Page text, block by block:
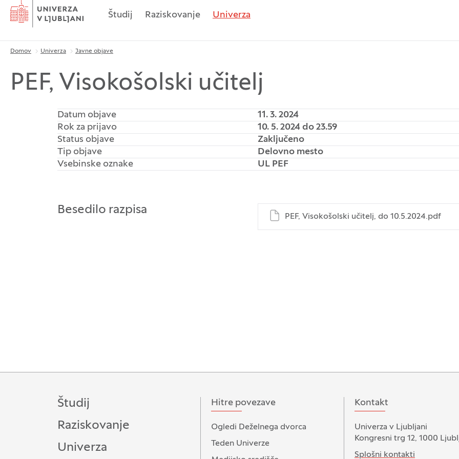
Domov
Študij Raziskovanje Univerza
Drobtinice
Domov Univerza Javne objave
PEF, Visokošolski učitelj
Datum objave
11. 3. 2024
Rok za prijavo
10. 5. 2024 do 23.59
Status objave
Zaključeno
Tip objave
Delovno mesto
Vsebinske oznake
UL PEF
Besedilo razpisa
PEF, Visokošolski učitelj, do 10.5.2024.pdf
Študij
Raziskovanje
Univerza
Hitre povezave
Ogledi Deželnega dvorca
Teden Univerze
Kontakt
Univerza v Ljubljani
Kongresni trg 12, 1000
Splošni kontakti